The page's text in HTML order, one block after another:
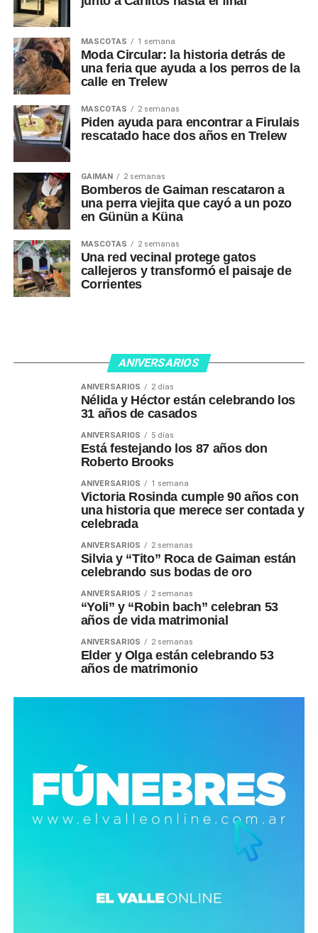
MASCOTAS 1 semana
Moda Circular: la historia detrás de
una feria que ayuda a los perros de la
calle en Trelew
MASCOTAS 2 semanas
Piden ayuda para encontrar a Firulais
rescatado hace dos años en Trelew
GAIMAN 2 semanas
Bomberos de Gaiman rescataron a
una perra viejita que cayó a un pozo
en Günün a Küna
MASCOTAS 2 semanas
Una red vecinal protege gatos
callejeros y transformó el paisaje de
Corrientes
ANIVERSARIOS
ANIVERSARIOS 2 días
Nélida y Héctor están celebrando los
31 años de casados
ANIVERSARIOS 5 días
Está festejando los 87 años don
Roberto Brooks
ANIVERSARIOS 1 semana
Victoria Rosinda cumple 90 años con
una historia que merece ser contada y
celebrada
ANIVERSARIOS 2 semanas
Silvia y “Tito” Roca de Gaiman están
celebrando sus bodas de oro
ANIVERSARIOS 2 semanas
“Yoli” y “Robin bach” celebran 53
años de vida matrimonial
ANIVERSARIOS 2 semanas
Elder y Olga están celebrando 53
años de matrimonio